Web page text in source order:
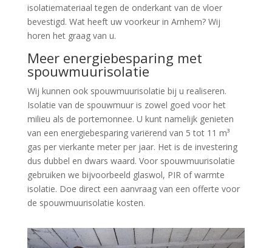
isolatiemateriaal tegen de onderkant van de vloer
bevestigd. Wat heeft uw voorkeur in Arnhem? Wij
horen het graag van u.
Meer energiebesparing met
spouwmuurisolatie
Wij kunnen ook spouwmuurisolatie bij u realiseren.
Isolatie van de spouwmuur is zowel goed voor het
milieu als de portemonnee. U kunt namelijk genieten
van een energiebesparing variërend van 5 tot 11 m³
gas per vierkante meter per jaar. Het is de investering
dus dubbel en dwars waard. Voor spouwmuurisolatie
gebruiken we bijvoorbeeld glaswol, PIR of warmte
isolatie. Doe direct een aanvraag van een offerte voor
de spouwmuurisolatie kosten.